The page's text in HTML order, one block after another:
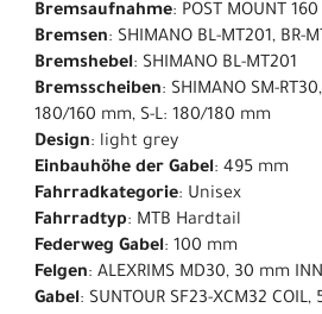
Bremsaufnahme: POST MOUNT
Bremsen: SHIMANO BL-MT201, BR-
Bremshebel: SHIMANO BL-MT201
Bremsscheiben: SHIMANO SM-
180/160 mm, S-L: 180/180 mm
Design: light grey
Einbauhöhe der Gabel: 495 mm
Fahrradkategorie: Unisex
Fahrradtyp: MTB Hardtail
Federweg Gabel: 100 mm
Felgen: ALEXRIMS MD30, 30 mm
Gabel: SUNTOUR SF23-XCM32